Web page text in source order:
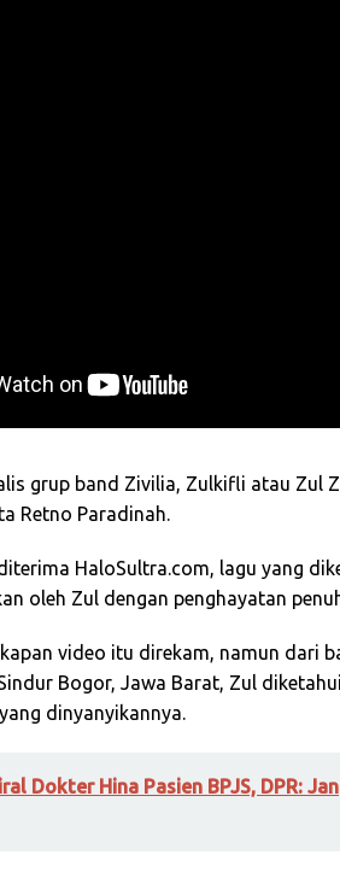
grup band Zivilia, Zulkifli atau Zul
Retno Paradinah.
HaloSultra.com, lagu yang
oleh Zul dengan penghayatan
video itu direkam, namun dari
Bogor, Jawa Barat, Zul
dinyanyikannya.
Dokter Hina Pasien BPJS, DPR: